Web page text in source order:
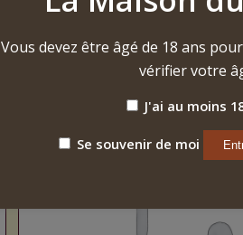
Vous devez être âgé de 18 ans
vérifier votre
J'ai au moins
Se souvenir de moi